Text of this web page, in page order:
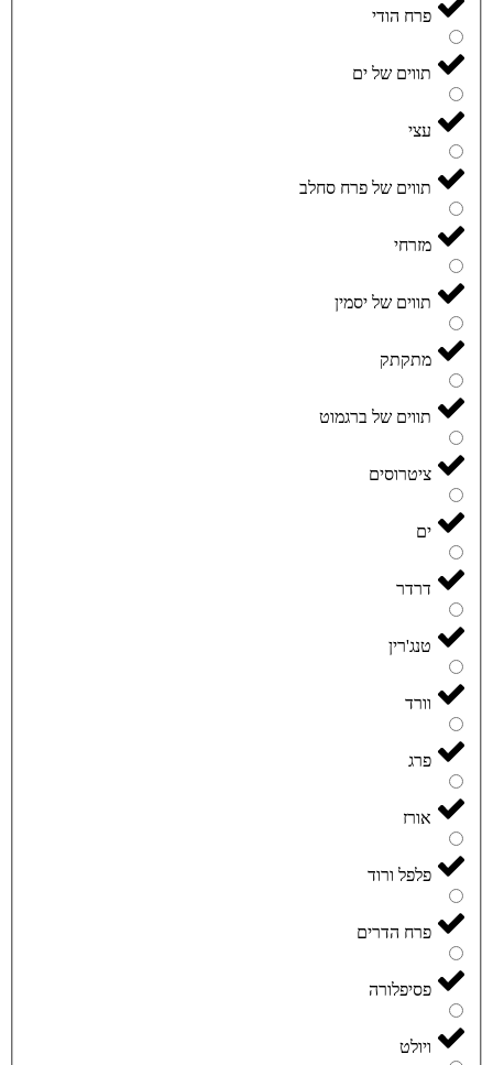
פרח הודי
תווים של ים
עצי
תווים של פרח סחלב
מזרחי
תווים של יסמין
מתקתק
תווים של ברגמוט
ציטרוסים
ים
דרדר
טנג'רין
וורד
פרג
אורז
פלפל ורוד
פרח הדרים
פסיפלורה
ויולט